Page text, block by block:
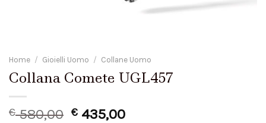
Home / Gioielli Uomo / Collane Uomo
Collana Comete UGL457
€580,00 € 435,00